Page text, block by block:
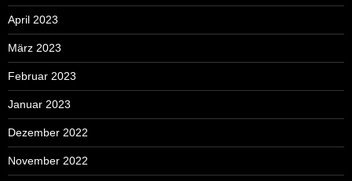
April 2023
März 2023
Februar 2023
Januar 2023
Dezember 2022
November 2022